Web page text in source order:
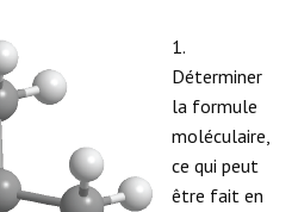
1.
Déterminer
la formule
moléculaire,
ce qui peut
être fait en